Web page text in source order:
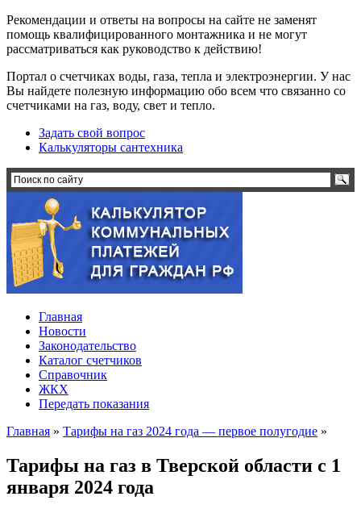
Рекомендации и ответы на вопросы на сайте не заменят
помощь квалифицированного монтажника и не могут
рассматриваться как руководство к действию!
Портал о счетчиках воды, газа, тепла и электроэнергии. У нас
Вы найдете полезную информацию обо всем что связанно со
счетчиками на газ, воду, свет и тепло.
Задать свой вопрос
Калькуляторы сантехника
Главная
Новости
Законодательство
Каталог счетчиков
Справочник
ЖКХ
Передать показания
Главная » Тарифы на газ 2024 года — первое полугодие »
Тарифы на газ в Тверской области с 1
января 2024 года